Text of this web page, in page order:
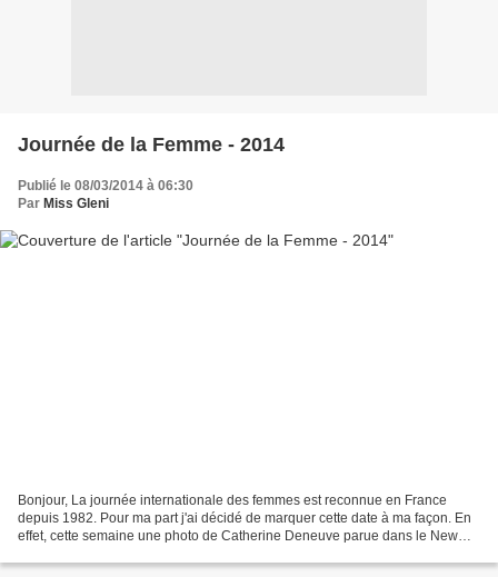
Journée de la Femme - 2014
Publié le 08/03/2014 à 06:30
Par Miss Gleni
Bonjour, La journée internationale des femmes est reconnue en France
depuis 1982. Pour ma part j'ai décidé de marquer cette date à ma façon. En
effet, cette semaine une photo de Catherine Deneuve parue dans le New